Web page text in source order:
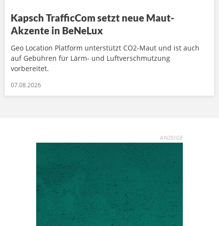
Kapsch TrafficCom setzt neue Maut-
Akzente in BeNeLux
Geo Location Platform unterstützt CO2-Maut und ist auch
auf Gebühren für Lärm- und Luftverschmutzung
vorbereitet.
07.08.2026
ANZEIGE